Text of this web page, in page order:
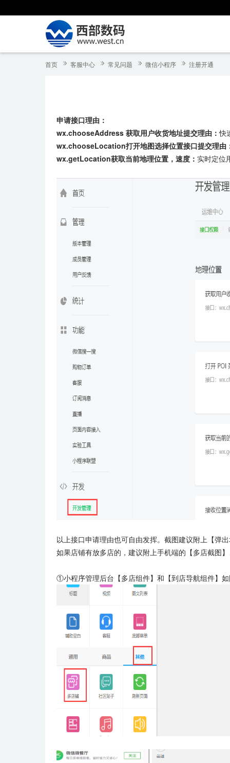
首页 客服中心 常见问题 微信小程序 注册开通
申请接口理由：
wx.chooseAddress 获取用户收货地址提交理由：快
wx.chooseLocation打开地图选择位置接口提交理由
wx.getLocation获取当前地理位置，速度： 实时定位
以上接口申请理由也可自由发挥。截图建议附上【弹
如果店铺有放多店的，建议附上手机端的【多店截图
①小程序管理后台【多店组件】和【到店导航组件】